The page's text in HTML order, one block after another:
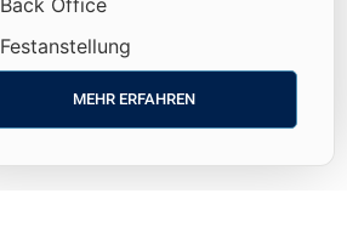
Festanstellung
MEHR ERFAHREN